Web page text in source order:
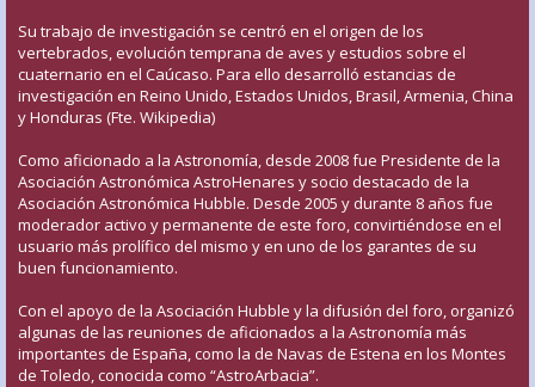
Su trabajo de investigación se centró en el origen de los
vertebrados, evolución temprana de aves y estudios sobre el
cuaternario en el Caúcaso. Para ello desarrolló estancias de
investigación en Reino Unido, Estados Unidos, Brasil, Armenia, China
y Honduras (Fte. Wikipedia)
Como aficionado a la Astronomía, desde 2008 fue Presidente de la
Asociación Astronómica AstroHenares y socio destacado de la
Asociación Astronómica Hubble. Desde 2005 y durante 8 años fue
moderador activo y permanente de este foro, convirtiéndose en el
usuario más prolífico del mismo y en uno de los garantes de su
buen funcionamiento.
Con el apoyo de la Asociación Hubble y la difusión del foro, organizó
algunas de las reuniones de aficionados a la Astronomía más
importantes de España, como la de Navas de Estena en los Montes
de Toledo, conocida como “AstroArbacia”.